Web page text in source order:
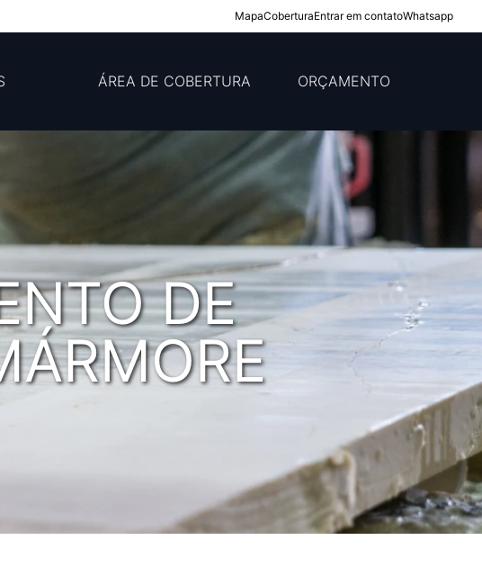
MapaCoberturaEntrar em contatoWhatsapp
ÁREA DE COBERTURA ORÇAMENTO
DE